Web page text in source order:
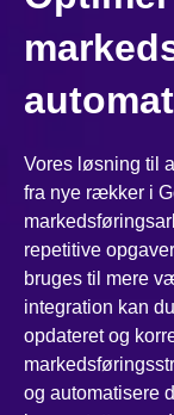
Vores løsning til
fra nye rækker i
repetitive
bruges til mere
integration kan
opdateret og
og automatisere